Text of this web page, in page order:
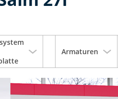
Armaturen